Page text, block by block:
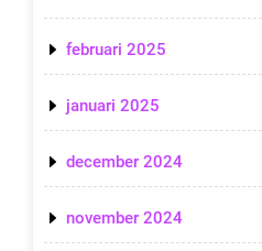
februari 2025
januari 2025
december 2024
november 2024